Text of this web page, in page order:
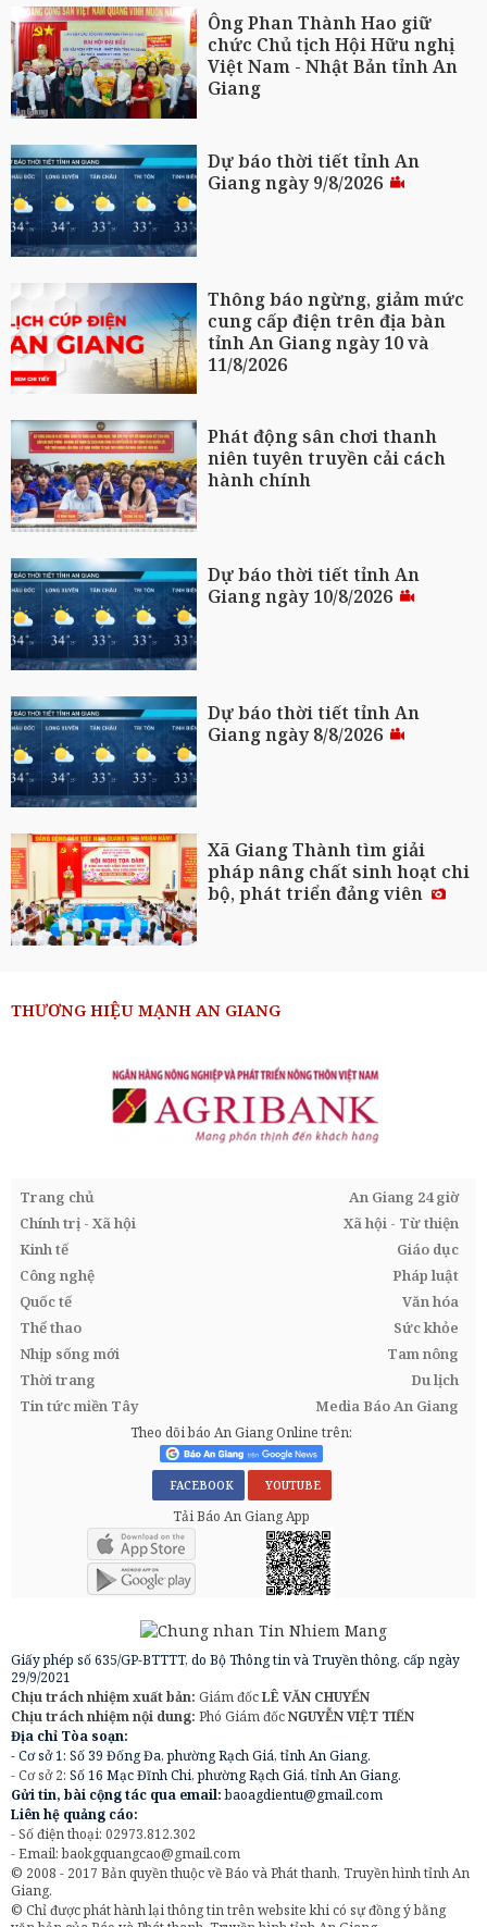
Ông Phan Thành Hao giữ
chức Chủ tịch Hội Hữu nghị
Việt Nam - Nhật Bản tỉnh An
Giang
Dự báo thời tiết tỉnh An
Giang ngày 9/8/2026
Thông báo ngừng, giảm mức
cung cấp điện trên địa bàn
tỉnh An Giang ngày 10 và
11/8/2026
Phát động sân chơi thanh
niên tuyên truyền cải cách
hành chính
Dự báo thời tiết tỉnh An
Giang ngày 10/8/2026
Dự báo thời tiết tỉnh An
Giang ngày 8/8/2026
Xã Giang Thành tìm giải
pháp nâng chất sinh hoạt chi
bộ, phát triển đảng viên
THƯƠNG HIỆU MẠNH AN GIANG
Trang chủ
An Giang 24 giờ
Chính trị - Xã hội
Xã hội - Từ thiện
Kinh tế
Giáo dục
Công nghệ
Pháp luật
Quốc tế
Văn hóa
Thể thao
Sức khỏe
Nhịp sống mới
Tam nông
Thời trang
Du lịch
Tin tức miền Tây
Media Báo An Giang
Theo dõi báo An Giang Online trên:
FACEBOOK YOUTUBE
Tải Báo An Giang App
Giấy phép số 635/GP-BTTTT, do Bộ Thông tin và Truyền thông, cấp ngày
29/9/2021
Chịu trách nhiệm xuất bản: Giám đốcLÊ VĂN CHUYỂN
Chịu trách nhiệm nội dung: Phó Giám đốcNGUYỄN VIỆT TIẾN
Địa chỉ Tòa soạn:
- Cơ sở 1: Số 39 Đống Đa, phường Rạch Giá, tỉnh An Giang.
- Cơ sở 2: Số 16 Mạc Đĩnh Chi, phường Rạch Giá, tỉnh An Giang.
Gửi tin, bài cộng tác qua email:baoagdientu@gmail.com
Liên hệ quảng cáo:
- Số điện thoại: 02973.812.302
- Email:baokgquangcao@gmail.com
© 2008 - 2017 Bản quyền thuộc về Báo và Phát thanh, Truyền hình tỉnh An
Giang.
© Chỉ được phát hành lại thông tin trên website khi có sự đồng ý bằng